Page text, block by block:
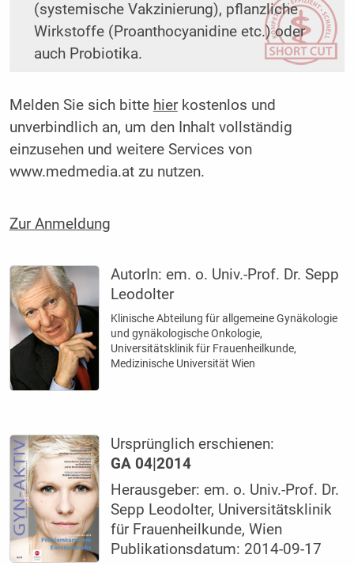
(systemische ­Vakzinierung), pflanzliche
Wirkstoffe (Proanthocyanidine etc.) oder
auch Probiotika.
Melden Sie sich bitte hierkostenlos und
unverbindlich an, um den Inhalt vollständig
einzusehen und weitere Services von
www.medmedia.at zu nutzen.
Zur Anmeldung
AutorIn: em. o. Univ.-Prof. Dr. Sepp
Leodolter
Klinische Abteilung für allgemeine Gynäkologie
und gynäkologische Onkologie,
Universitätsklinik für Frauenheilkunde,
Medizinische Universität Wien
Ursprünglich erschienen:
GA 04|2014
Herausgeber: em. o. Univ.-Prof. Dr.
Sepp Leodolter, Universitätsklinik
für Frauenheilkunde, Wien
Publikationsdatum: 2014-09-17